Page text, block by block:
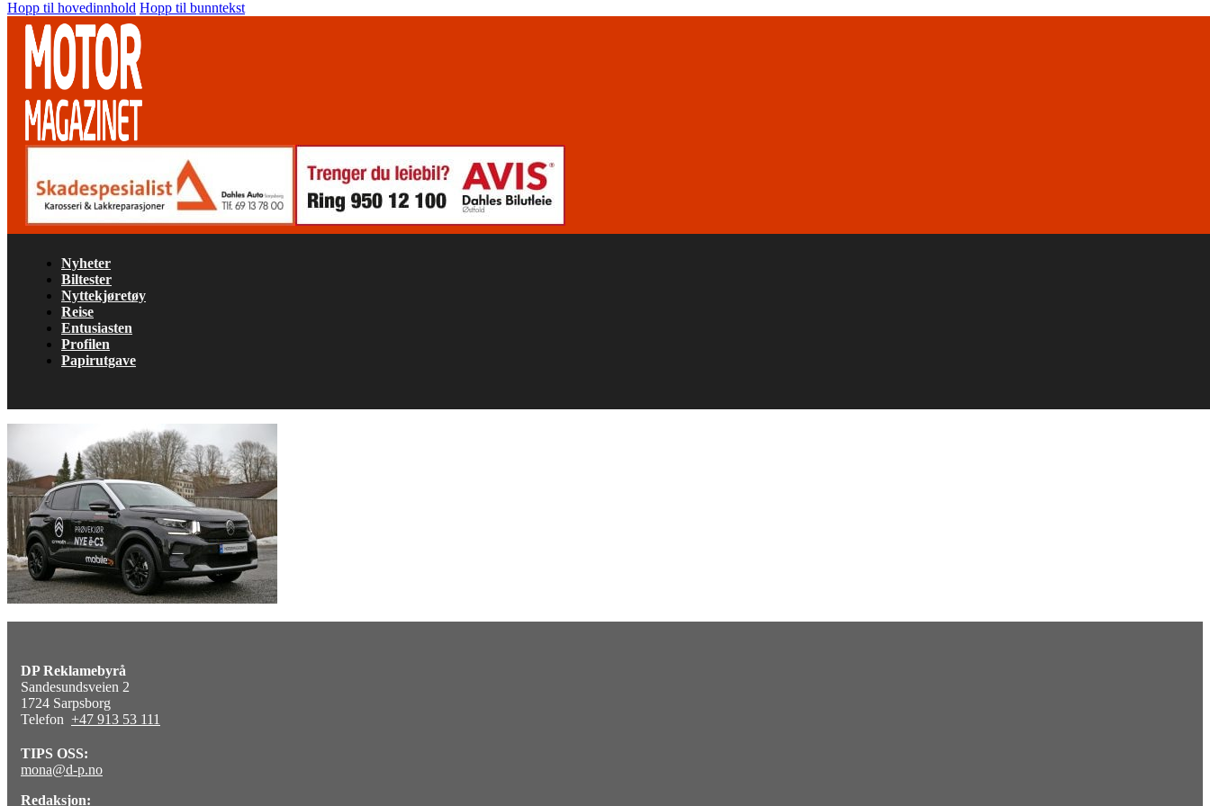
Hopp til hovedinnhold Hopp til bunntekst
Nyheter
Biltester
Nyttekjøretøy
Reise
Entusiasten
Profilen
Papirutgave
DP Reklamebyrå
Sandesundsveien 2
1724 Sarpsborg
Telefon +47 913 53 111
TIPS OSS:
mona@d-p.no
Redaksjon: